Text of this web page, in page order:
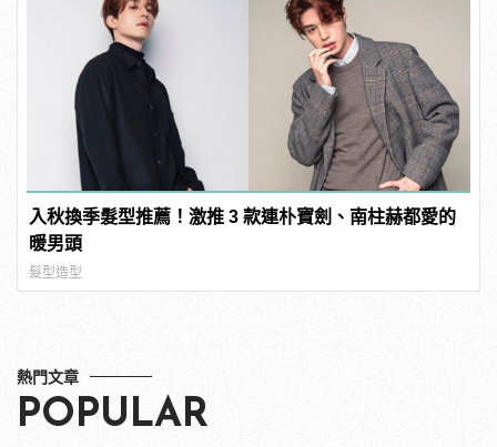
入秋換季髮型推薦！激推 3 款連朴寶劍、南柱赫都愛的
暖男頭
髮型造型
熱門文章
POPULAR